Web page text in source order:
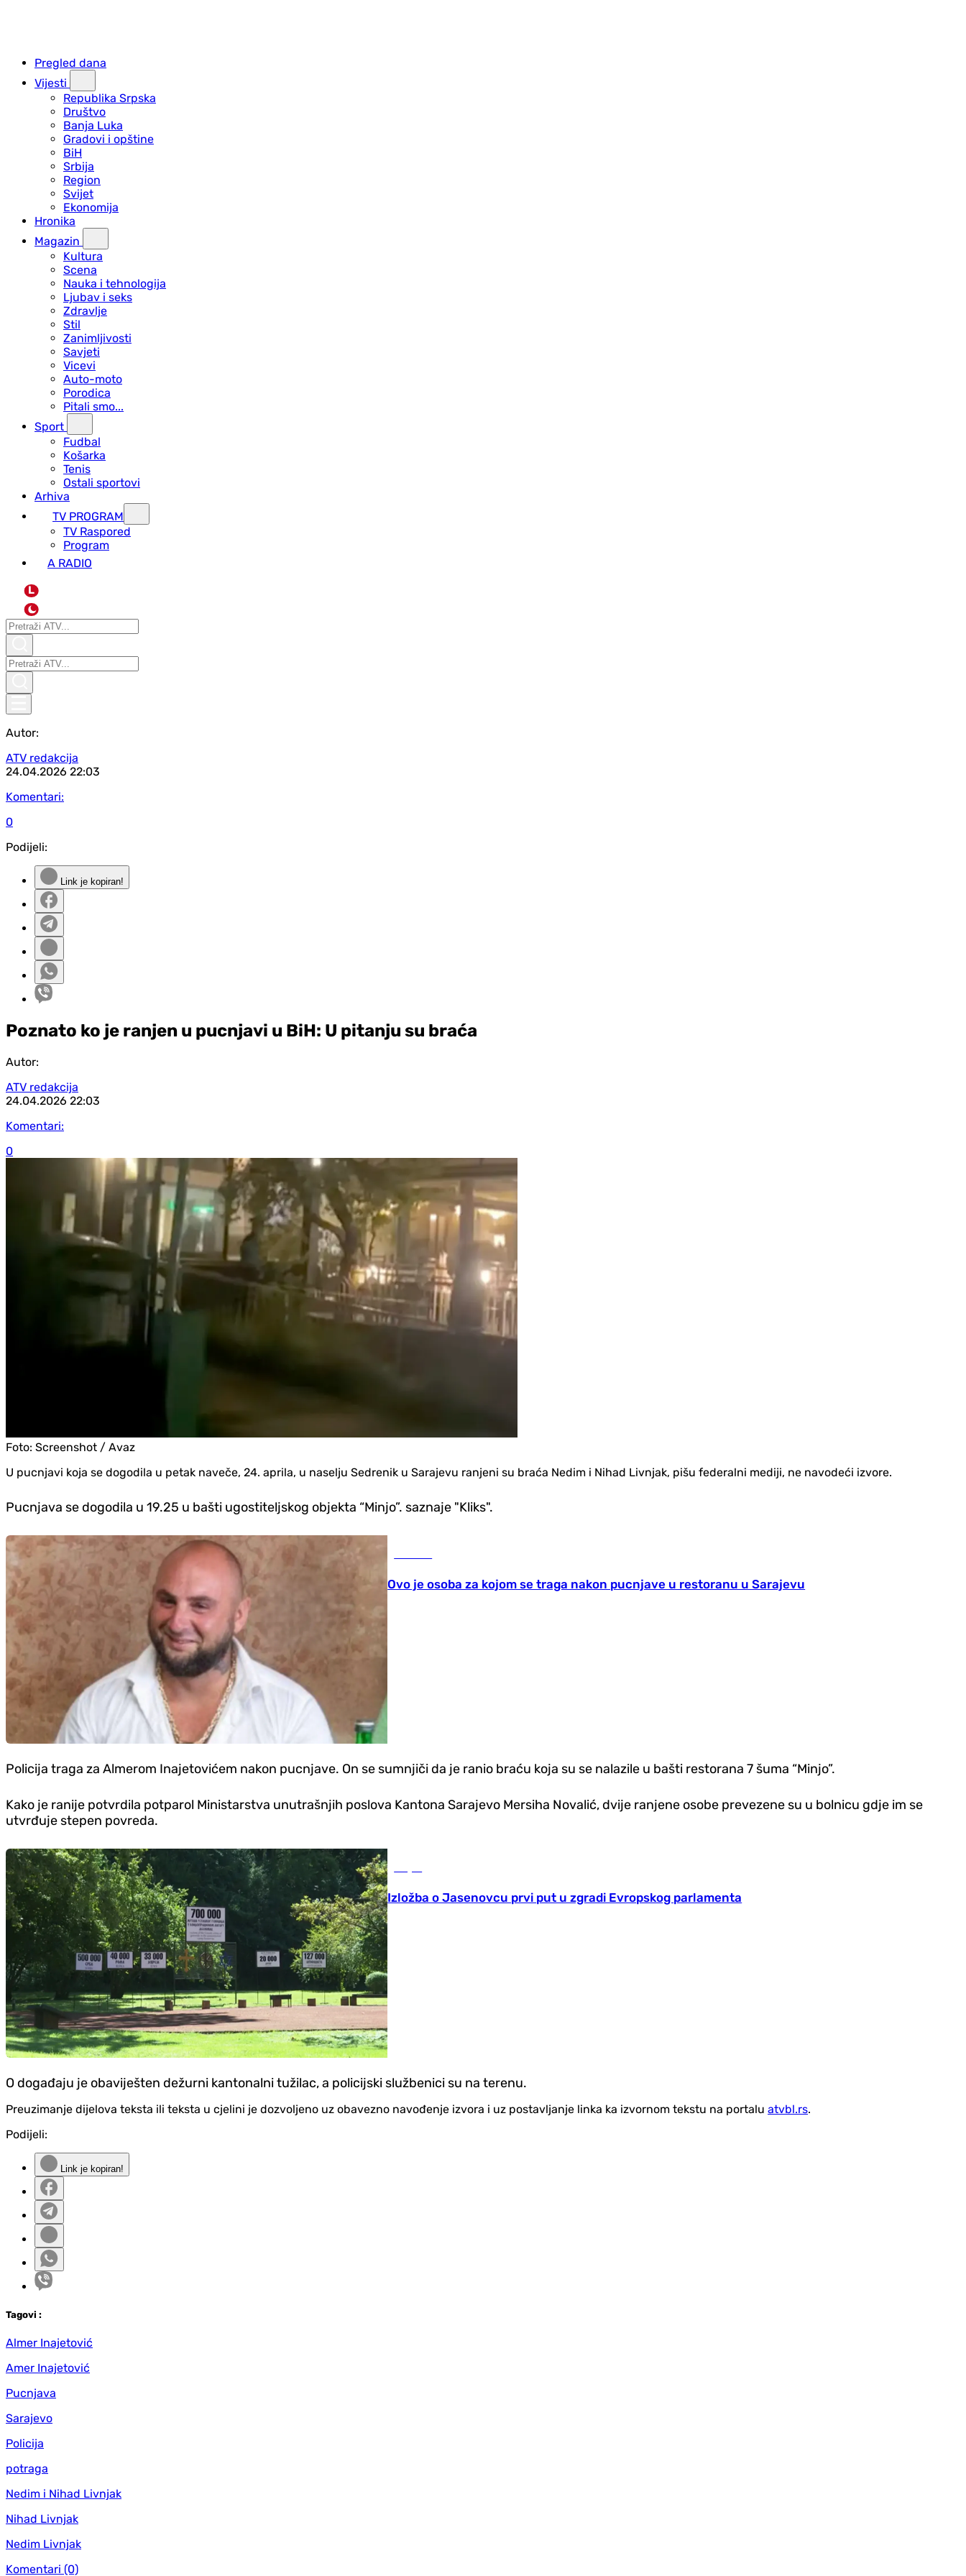
Pregled dana
Vijesti
Republika Srpska
Društvo
Banja Luka
Gradovi i opštine
BiH
Srbija
Region
Svijet
Ekonomija
Hronika
Magazin
Kultura
Scena
Nauka i tehnologija
Ljubav i seks
Zdravlje
Stil
Zanimljivosti
Savjeti
Vicevi
Auto-moto
Porodica
Pitali smo...
Sport
Fudbal
Košarka
Tenis
Ostali sportovi
Arhiva
TV PROGRAM
ТV Raspored
Program
A RADIO
L
Autor:
ATV redakcija
24.04.2026 22:03
Komentari:
0
Podijeli:
Link je kopiran!
Poznato ko je ranjen u pucnjavi u BiH: U pitanju su braća
Autor:
ATV redakcija
24.04.2026 22:03
Komentari:
0
Foto: Screenshot / Avaz
U pucnjavi koja se dogodila u petak naveče, 24. aprila, u naselju Sedrenik u Sarajevu ranjeni su braća Nedim i Nihad Livnjak, pišu federalni mediji, ne navodeći izvore.
Pucnjava se dogodila u 19.25 u bašti ugostiteljskog objekta “Minjo”. saznaje "Kliks".
Ovo je osoba za kojom se traga nakon pucnjave u restoranu u Sarajevu
Policija traga za Almerom Inajetovićem nakon pucnjave. On se sumnjiči da je ranio braću koja su se nalazile u bašti restorana 7 šuma “Minjo”.
Kako je ranije potvrdila potparol Ministarstva unutrašnjih poslova Kantona Sarajevo Mersiha Novalić, dvije ranjene osobe prevezene su u bolnicu gdje im se
utvrđuje stepen povreda.
Izložba o Jasenovcu prvi put u zgradi Evropskog parlamenta
O događaju je obaviješten dežurni kantonalni tužilac, a policijski službenici su na terenu.
Preuzimanje dijelova teksta ili teksta u cjelini je dozvoljeno uz obavezno navođenje izvora i uz postavljanje linka ka izvornom tekstu na portalu atvbl.rs.
Podijeli:
Link je kopiran!
Tagovi :
Almer Inajetović
Amer Inajetović
Pucnjava
Sarajevo
Policija
potraga
Nedim i Nihad Livnjak
Nihad Livnjak
Nedim Livnjak
Komentari (0)